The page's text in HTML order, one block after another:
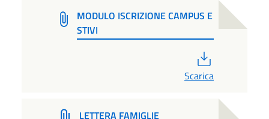
MODULO ISCRIZIONE CAMPUS E
STIVI
Scarica
LETTERA FAMIGLIE